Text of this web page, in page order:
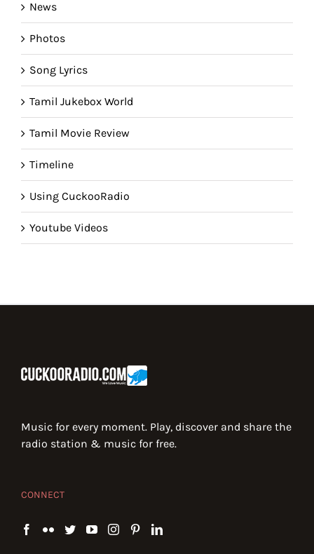
News
Photos
Song Lyrics
Tamil Jukebox World
Tamil Movie Review
Timeline
Using CuckooRadio
Youtube Videos
Music for every moment. Play, discover and share the
radio station & music for free.
CONNECT